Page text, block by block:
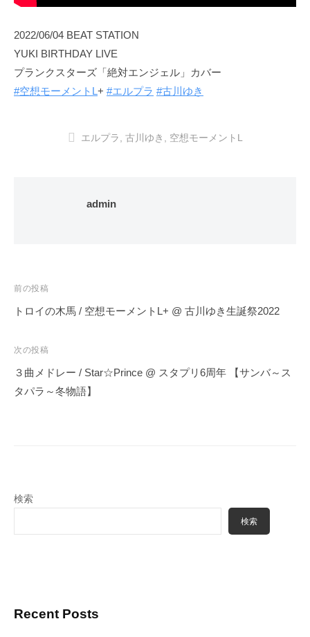
2022/06/04 BEAT STATION
YUKI BIRTHDAY LIVE
プランクスターズ「絶対エンジェル」カバー
#空想モーメントL+ #エルプラ #古川ゆき
エルプラ , 古川ゆき , 空想モーメントL
admin
投
稿
ビ
ゲ
ー
前の投稿
トロイの木馬 / 空想モーメントL+ @ 古川ゆき生誕祭2022
次の投稿
３曲メドレー / Star☆Prince @ スタプリ6周年 【サンバ～ス
タパラ～冬物語】
検索
検索
Recent Posts